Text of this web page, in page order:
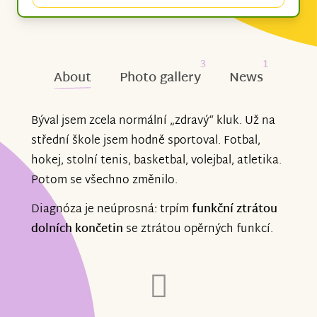
About Photo gallery
3
News
1
Býval jsem zcela normální„zdravý“kluk. Už na
střední škole jsem hodně sportoval. Fotbal,
hokej, stolní tenis, basketbal, volejbal, atletika.
Potom se všechno změnilo.
Diagnóza je neúprosná: trpímfunkční ztrátou
dolních končetin se ztrátou opěrných funkcí.